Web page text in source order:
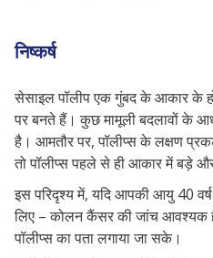
निष्कर्ष
सेसाइल पॉलीप एक गुंबद के आकार के
पर बनते हैं। कुछ मामूली बदलावों के
है। आमतौर पर, पॉलीप्स के लक्षण
तो पॉलीप्स पहले से ही आकार में बड़े
इस परिदृश्य में, यदि आपकी आयु 40
लिए – कोलन कैंसर की जांच आवश्यक
पॉलीप्स का पता लगाया जा सके।